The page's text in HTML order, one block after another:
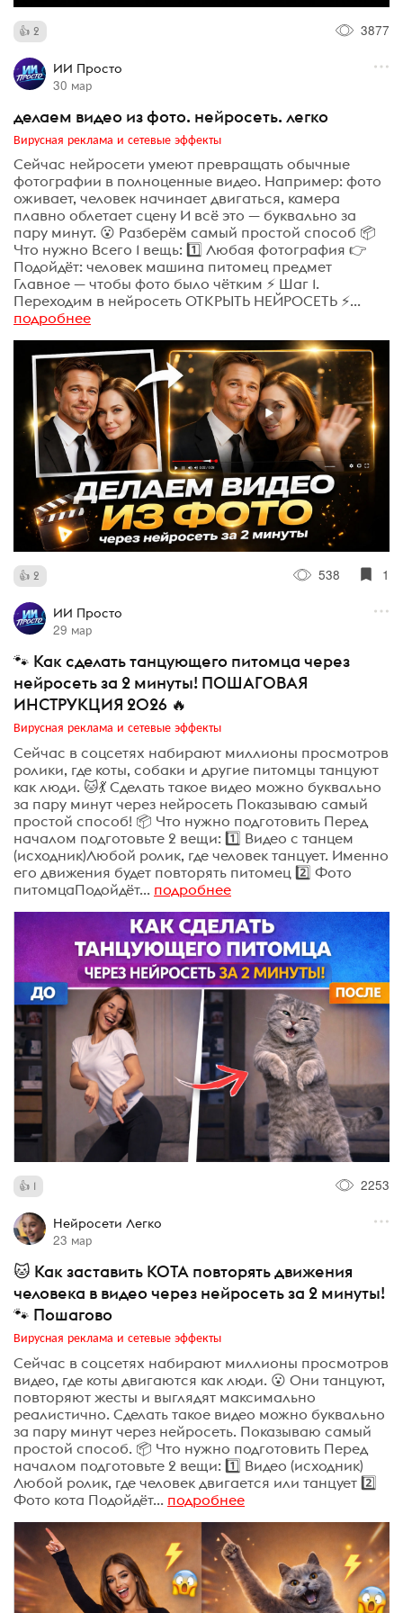
2 3877
ИИ Просто
30 мар
делаем видео из фото. нейросеть. легко
Вирусная реклама и сетевые эффекты
Сейчас нейросети умеют превращать обычные
фотографии в полноценные видео. Например: фото
оживает, человек начинает двигаться, камера
плавно облетает сцену И всё это — буквально за
пару минут. 😮 Разберём самый простой способ 📦
Что нужно Всего 1 вещь: 1️⃣ Любая фотография 👉
Подойдёт: человек машина питомец предмет
Главное — чтобы фото было чётким ⚡ Шаг 1.
Переходим в нейросеть ОТКРЫТЬ НЕЙРОСЕТЬ ⚡...
подробнее
2 538 1
ИИ Просто
29 мар
🐾 Как сделать танцующего питомца через
нейросеть за 2 минуты! ПОШАГОВАЯ
ИНСТРУКЦИЯ 2026 🔥
Вирусная реклама и сетевые эффекты
Сейчас в соцсетях набирают миллионы просмотров
ролики, где коты, собаки и другие питомцы танцуют
как люди. 🐱💃 Сделать такое видео можно буквально
за пару минут через нейросеть Показываю самый
простой способ! 📦 Что нужно подготовить Перед
началом подготовьте 2 вещи: 1️⃣ Видео с танцем
(исходник)Любой ролик, где человек танцует. Именно
его движения будет повторять питомец 2️⃣ Фото
питомцаПодойдёт... подробнее
1 2253
Нейросети Легко
23 мар
🐱 Как заставить КОТА повторять движения
человека в видео через нейросеть за 2 минуты!
🐾 Пошагово
Вирусная реклама и сетевые эффекты
Сейчас в соцсетях набирают миллионы просмотров
видео, где коты двигаются как люди. 😮 Они танцуют,
повторяют жесты и выглядят максимально
реалистично. Сделать такое видео можно буквально
за пару минут через нейросеть. Показываю самый
простой способ. 📦 Что нужно подготовить Перед
началом подготовьте 2 вещи: 1️⃣ Видео (исходник)
Любой ролик, где человек двигается или танцует 2️⃣
Фото кота Подойдёт... подробнее